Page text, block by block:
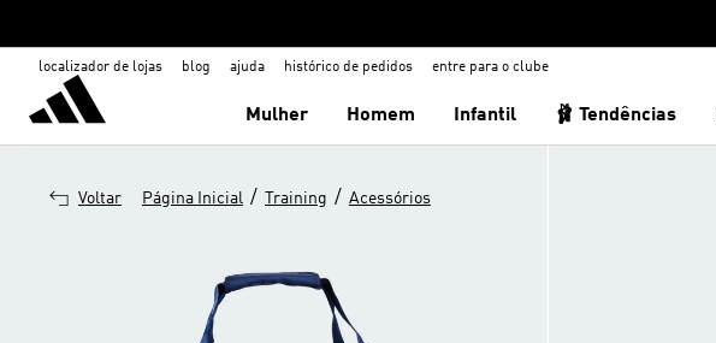
localizador de lojas blog ajuda histórico de pedidos entre para o clube
Mulher Homem Infantil 🩰 Tendências
Voltar Página Inicial / Training / Acessórios